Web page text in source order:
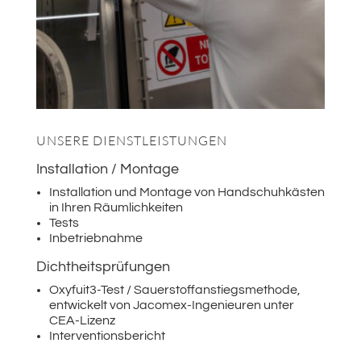
UNSERE DIENSTLEISTUNGEN
Installation / Montage
Installation und Montage von Handschuhkästen
in Ihren Räumlichkeiten
Tests
Inbetriebnahme
Dichtheitsprüfungen
Oxyfuit3-Test / Sauerstoffanstiegsmethode,
entwickelt von Jacomex-Ingenieuren unter
CEA-Lizenz
Interventionsbericht